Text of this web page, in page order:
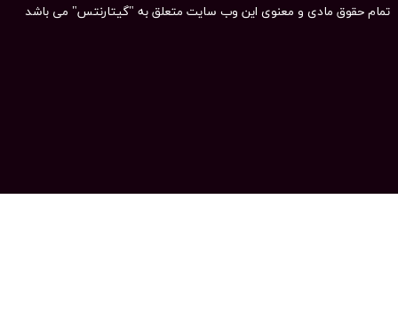
تمام حقوق مادی و معنوی این وب سایت متعلق به "گیتارنتس" می باشد